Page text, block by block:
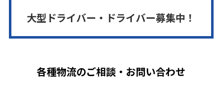
大型ドライバー・ドライバー募集中！
各種物流のご相談・お問い合わせ